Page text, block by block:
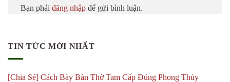
Bạn phải đăng nhập để gửi bình luận.
TIN TỨC MỚI NHẤT
[Chia Sẻ] Cách Bày Bàn Thờ Tam Cấp Đúng Phong Thủy